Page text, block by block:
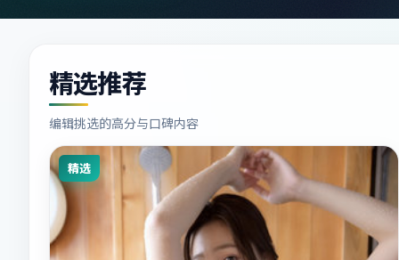
精选推荐
编辑挑选的高分与口碑内容
精选